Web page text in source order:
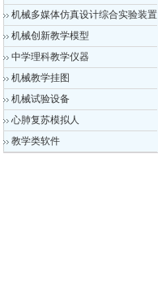
机械多媒体仿真设计综合实验装置
机械创新教学模型
中学理科教学仪器
机械教学挂图
机械试验设备
心肺复苏模拟人
教学类软件